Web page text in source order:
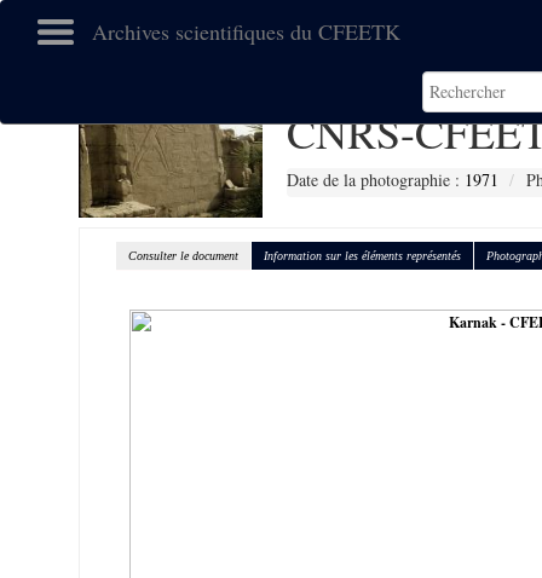
Archives scientifiques du CFEETK
CNRS-
Date de la photographie : 1971
Consulter le document Information sur les éléments représentés